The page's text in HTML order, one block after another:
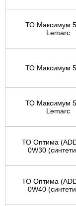
ТО Максимум
Lemarc
ТО Максимум
ТО Максимум
Lemarc
ТО Оптима
0W30
ТО Оптима
0W40